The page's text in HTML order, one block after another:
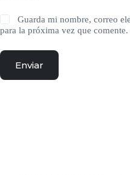
Guarda mi nombre, correo
para la próxima vez que comente.
Enviar